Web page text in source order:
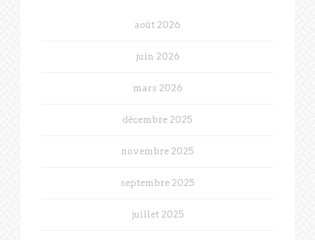
août 2026
juin 2026
mars 2026
décembre 2025
novembre 2025
septembre 2025
juillet 2025